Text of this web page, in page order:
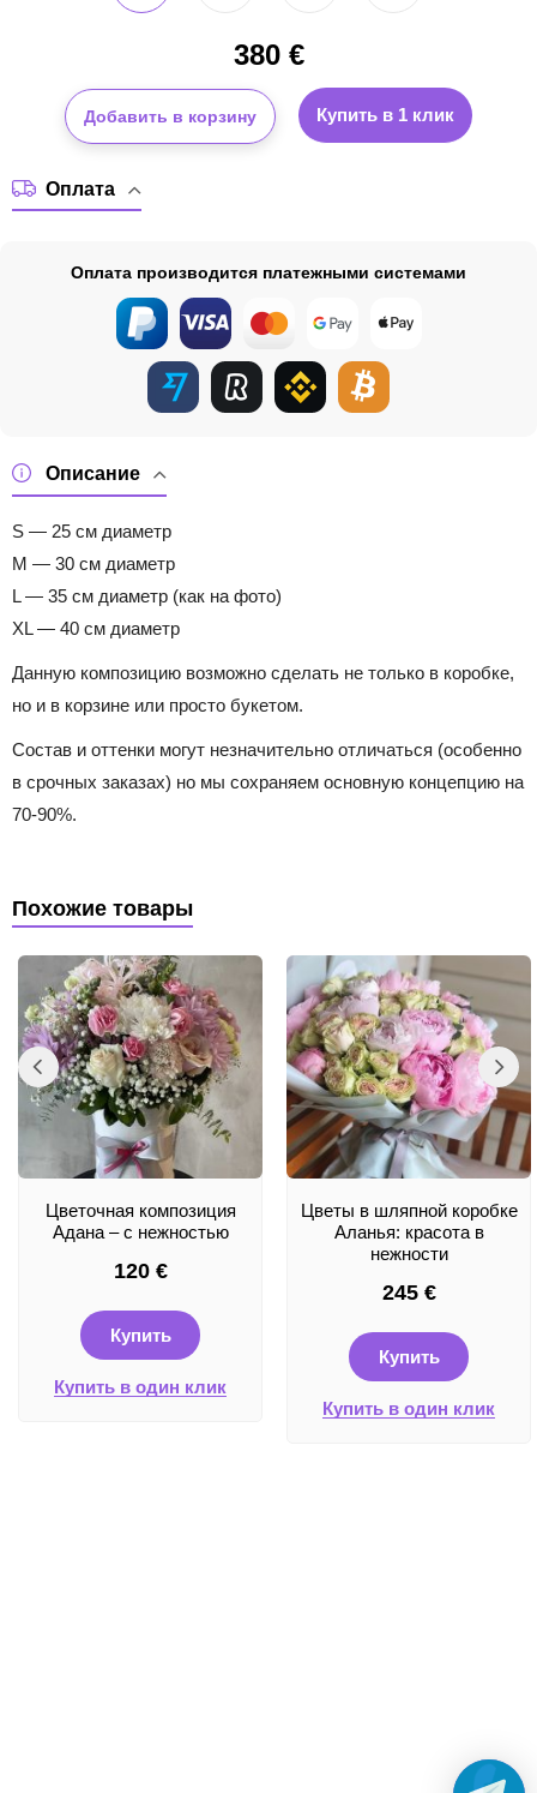
380€
Добавить в корзину Купить в 1 клик
Описание
S — 25 см диаметр
M — 30 см диаметр
L — 35 см диаметр (как на фото)
XL — 40 см диаметр
Данную композицию возможно сделать не только в коробке,
но и в корзине или просто букетом.
Состав и оттенки могут незначительно отличаться (особенно
в срочных заказах) но мы сохраняем основную концепцию на
70-90%.
Оплата
Оплата производится платежными системами
Похожие товары
Цветочная композиция
Адана – с нежностью
120 €
Купить
Купить в один клик
Цветы в шляпной коробке
Аланья: красота в
нежности
245 €
Купить
Купить в один клик